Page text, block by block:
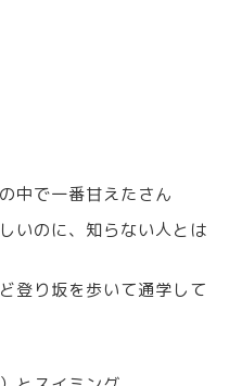
中で一番甘えたさん
いのに、知らない人とは
登り坂を歩いて通学して